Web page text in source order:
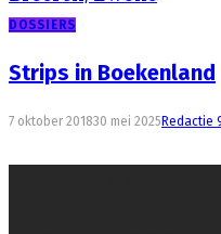
DOSSIERS
Strips in Boekenland
7 oktober 201830 mei 2025Redactie